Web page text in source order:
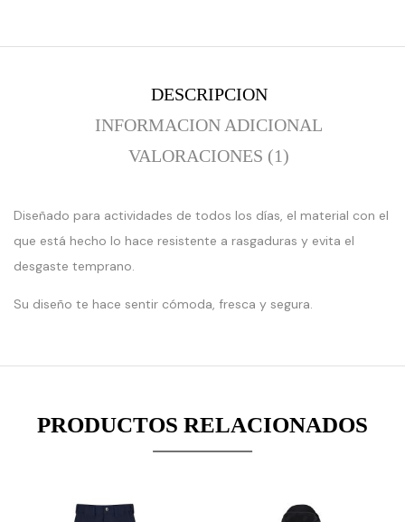
DESCRIPCION
INFORMACION ADICIONAL
VALORACIONES (1)
Diseñado para actividades de todos los días, el material con el
que está hecho lo hace resistente a rasgaduras y evita el
desgaste temprano.
Su diseño te hace sentir cómoda, fresca y segura.
PRODUCTOS RELACIONADOS
parameter
given
given